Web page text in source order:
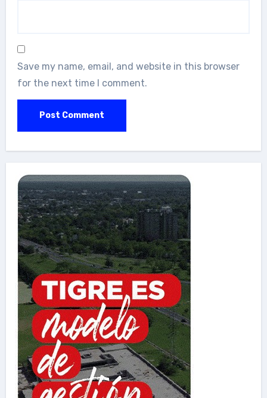
Save my name, email, and website in this browser
for the next time I comment.